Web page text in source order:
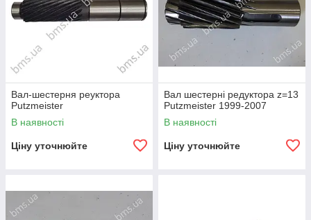
Вал-шестерня реуктора
Putzmeister
В наявності
Ціну уточнюйте
Вал шестерні редуктора z=13
Putzmeister 1999-2007
В наявності
Ціну уточнюйте